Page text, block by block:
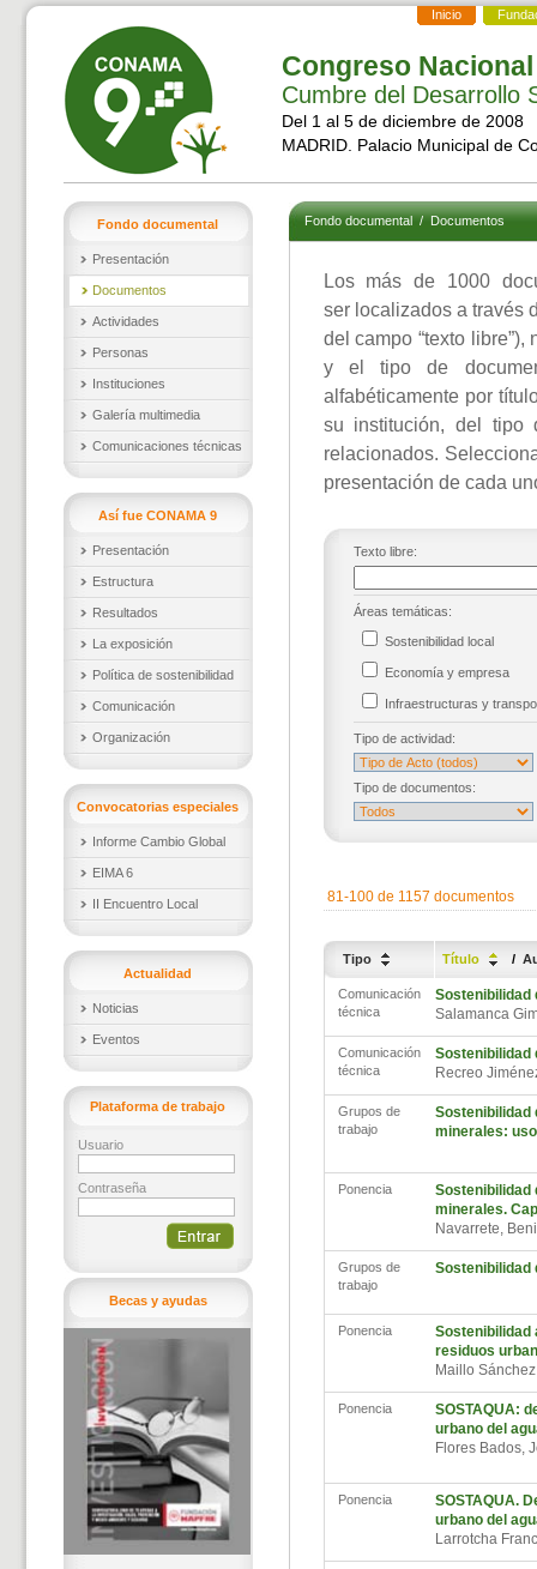
Inicio
Congreso
Cumbre del Desarrollo
Del 1 al 5 de diciembre de 2008
MADRID. Palacio Municipal de
Fondo documental
Presentación
Documentos
Actividades
Personas
Instituciones
Galería multimedia
Comunicaciones técnicas
Así fue CONAMA 9
Presentación
Estructura
Resultados
La exposición
Política de sostenibilidad
Comunicación
Organización
Convocatorias especiales
Informe Cambio Global
EIMA 6
II Encuentro Local
Actualidad
Noticias
Eventos
Plataforma de trabajo
Usuario
Contraseña
Becas y ayudas
Fondo documental/Documentos
Los más de 1000
ser localizados a través
del campo “texto
y el tipo de
alfabéticamente por
su institución, del tipo
relacionados.
presentación de cada
Texto libre:
Áreas temáticas:
Sostenibilidad local
Economía y empresa
Infraestructuras y
Tipo de actividad:
Tipo de documentos:
81-100 de 1157 documentos
Tipo Título /
Comunicación
técnica
Sostenibilidad
Salamanca
Comunicación
técnica
Sostenibilidad
Recreo
Grupos de
trabajo
Sostenibilidad
minerales:
Ponencia
Sostenibilidad
minerales.
Navarrete,
Grupos de
trabajo
Sostenibilidad
Ponencia
Sostenibilidad
residuos
Maillo
Ponencia
SOSTAQUA:
urbano del
Flores Bados,
Ponencia
SOSTAQUA.
urbano del
Larrotcha